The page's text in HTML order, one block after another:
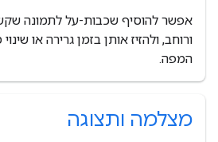
אפשר להוסיף שכבות-על לתמונה
ורוחב, ולהזיז אותן בזמן גרירה או
המפה.
מצלמה ותצוגה